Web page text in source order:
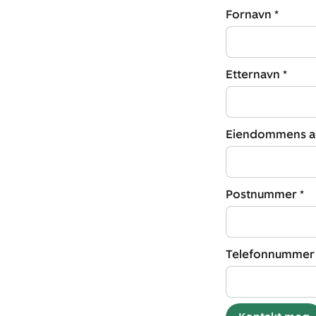
Fornavn *
Etternavn *
Eiendommens
Postnummer *
Telefonnummer